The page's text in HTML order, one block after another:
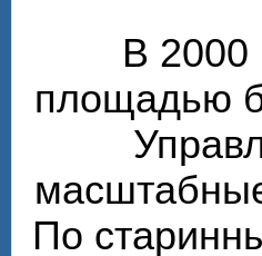
В 2000
площадью
По